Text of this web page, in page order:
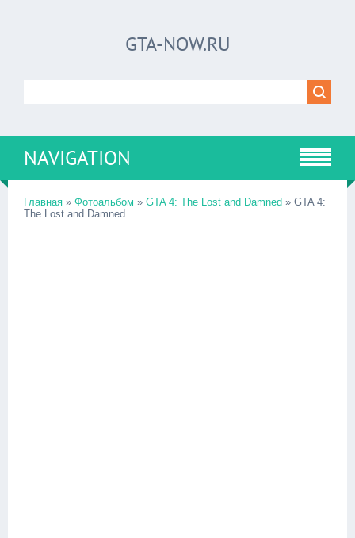
GTA-NOW.RU
NAVIGATION
Главная » Фотоальбом » GTA 4: The Lost and Damned » GTA 4:
The Lost and Damned